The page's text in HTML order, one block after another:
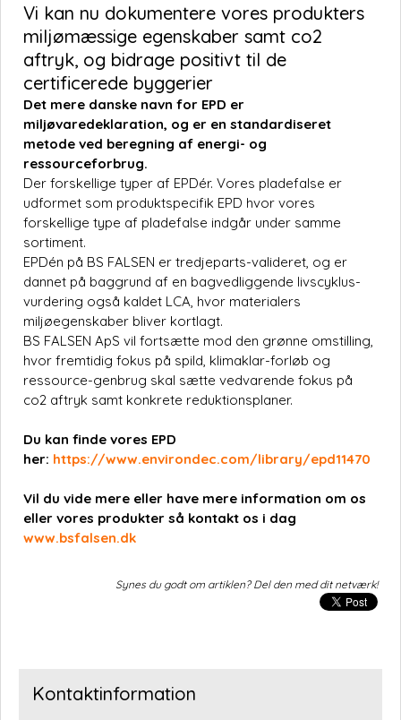
Vi kan nu dokumentere vores produkters
miljømæssige egenskaber samt co2
aftryk, og bidrage positivt til de
certificerede byggerier
Det mere danske navn for EPD er
miljøvaredeklaration, og er en standardiseret
metode ved beregning af energi- og
ressourceforbrug.
Der forskellige typer af EPDér. Vores pladefalse er
udformet som produktspecifik EPD hvor vores
forskellige type af pladefalse indgår under samme
sortiment.
EPDén på BS FALSEN er tredjeparts-valideret, og er
dannet på baggrund af en bagvedliggende livscyklus-
vurdering også kaldet LCA, hvor materialers
miljøegenskaber bliver kortlagt.
BS FALSEN ApS vil fortsætte mod den grønne omstilling,
hvor fremtidig fokus på spild, klimaklar-forløb og
ressource-genbrug skal sætte vedvarende fokus på
co2 aftryk samt konkrete reduktionsplaner.
Du kan finde vores EPD
her: https://www.environdec.com/library/epd11470
Vil du vide mere eller have mere information om os
eller vores produkter så kontakt os i dag
www.bsfalsen.dk
Synes du godt om artiklen? Del den med dit netværk!
Kontaktinformation